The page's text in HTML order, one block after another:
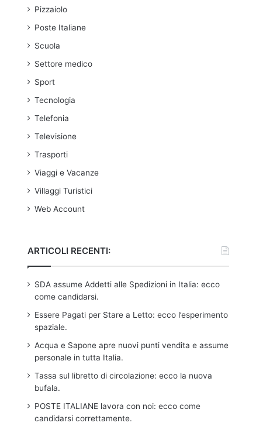
Pizzaiolo
Poste Italiane
Scuola
Settore medico
Sport
Tecnologia
Telefonia
Televisione
Trasporti
Viaggi e Vacanze
Villaggi Turistici
Web Account
ARTICOLI RECENTI:
SDA assume Addetti alle Spedizioni in Italia: ecco
come candidarsi.
Essere Pagati per Stare a Letto: ecco l’esperimento
spaziale.
Acqua e Sapone apre nuovi punti vendita e assume
personale in tutta Italia.
Tassa sul libretto di circolazione: ecco la nuova
bufala.
POSTE ITALIANE lavora con noi: ecco come
candidarsi correttamente.